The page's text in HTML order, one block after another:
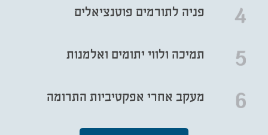
פניה לתורמים פוטנציאלים
תמיכה ולווי יתומים ואלמנות
מעקב אחרי אפקטיביות התרומה